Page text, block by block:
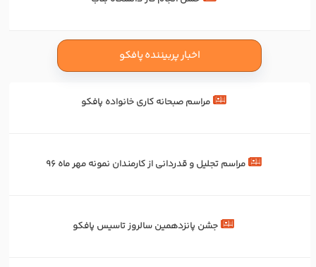
اخبار پربیننده پافکو
مراسم صبحانه کاری خانواده پافکو
مراسم تجلیل و قدردانی از کارمندان نمونه مهر ماه 96
جشن پانزدهمین سالروز تاسیس پافکو